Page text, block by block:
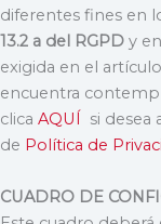
diferentes fines en
13.2 a del RGPD y
exigida en el
encuentra
clica AQUÍ si desea
de Política de
CUADRO DE